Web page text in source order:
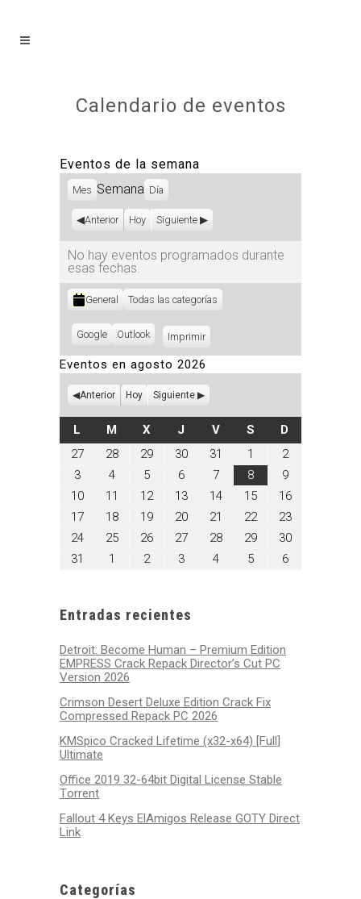
Calendario de eventos
Eventos de la semana
Mes Semana Día
Anterior Hoy Siguiente
No hay eventos programados durante
esas fechas.
Categorías
General Todas las categorías
Subscribe
Google
Subscribe
Outlook ImprimirVistas
Eventos en agosto 2026
Anterior Hoy Siguiente
L LUNES
M MARTES
XMIÉRCOLES
J JUEVES
VVIERNES
SSÁBADO
D
27julio
28julio
29julio
30julio
31
31,
1
agosto
1,
2026
2agosto
2,
2026
3agosto
3,
2026
4agosto
4,
2026
5agosto
5,
2026
6agosto
6,
2026
7agosto
7,
2026
8agosto
8,
2026
9agosto
9,
2026
10agosto
10,
11
agosto
2026
12agosto
2026
13agosto
2026
14agosto
2026
15agosto
2026
16agosto
2026
17agosto
2026
18agosto
18,
2026
19agosto
2026
20agosto
20,
2026
21
agosto
2026
22agosto
2026
23agosto
23,
2026
24agosto
25agosto
26agosto
27agosto
28agosto
29agosto
30agosto
31
agosto
1
septiembre
2septiembre
3septiembre
4septiembre
5septiembre
6septiembre
Entradas recientes
Detroit: Become Human – Premium Edition
EMPRESS Crack Repack Director’s Cut PC
Version 2026
Crimson Desert Deluxe Edition Crack Fix
Compressed Repack PC 2026
KMSpico Cracked Lifetime (x32-x64) [Full]
Ultimate
Office 2019 32-64bit Digital License Stable
Tоrrеnt
Fallout 4 Keys ElAmigos Release GOTY Direct
Link
Categorías